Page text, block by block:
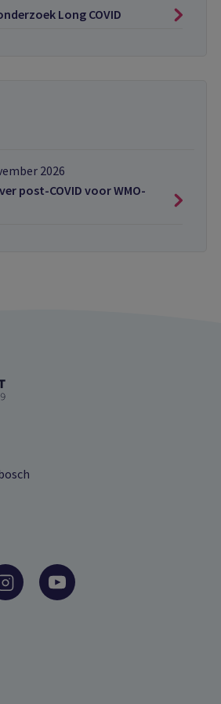
Long COVID
2026
post-COVID voor WMO-